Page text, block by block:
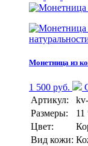
Монетница из
1 500 руб.
Артикул:
Размеры:
Цвет:
Вид кожи: